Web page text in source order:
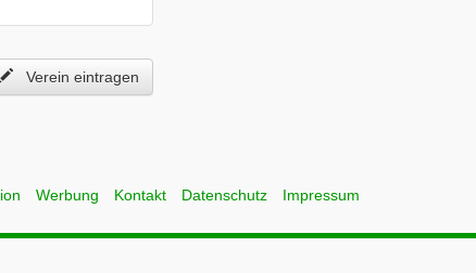
Verein eintragen
Werbung Kontakt Datenschutz Impressum